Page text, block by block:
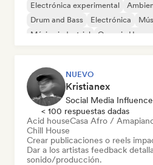
Electrónica experimental
Drum and Bass
Electrónica
Música industrial
Organic
NUEVO
Kristianex
Social Media
< 100 respuestas dadas
Acid houseCasa Afro /
Chill House
Crear publicaciones o reels
Dar a los artistas feedback
sonido/producción.